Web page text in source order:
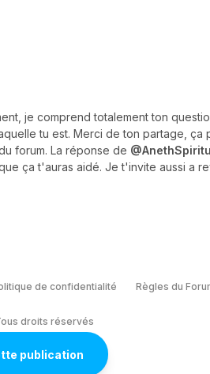
je comprend totalement ton
tu est. Merci de ton partage, ça
forum. La réponse de
ça t'auras aidé. Je t'invite aussi a
publication
de confidentialité Règles du
droits réservés